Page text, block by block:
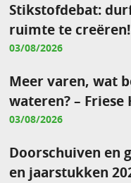
Stikstofdebat:
ruimte te creëren!
03/08/2026
Meer varen, wat
wateren? – Friese
03/08/2026
Doorschuiven en
en jaarstukken